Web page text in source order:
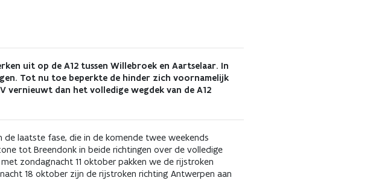
uit op de A12 tussen Willebroek en Aartselaar. In
Tot nu toe beperkte de hinder zich voornamelijk
vernieuwt dan het volledige wegdek van de A12
laatste fase, die in de komende twee weekends
tot Breendonk in beide richtingen over de volledige
zondagnacht 11 oktober pakken we de rijstroken
18 oktober zijn de rijstroken richting Antwerpen aan